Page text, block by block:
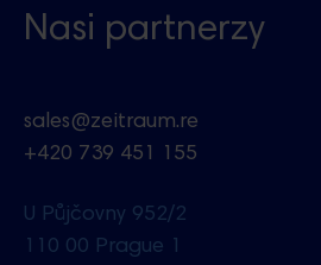
Nasi partnerzy
sales@zeitraum.re
+420 739 451 155
U Půjčovny 952/2
110 00 Prague 1